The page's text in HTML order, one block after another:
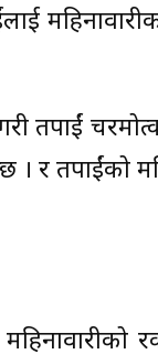
तपाईं
तपाईंको